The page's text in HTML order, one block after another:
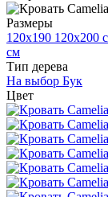
Размеры
120x190 120x200
см
Тип дерева
На выбор Бук
Цвет